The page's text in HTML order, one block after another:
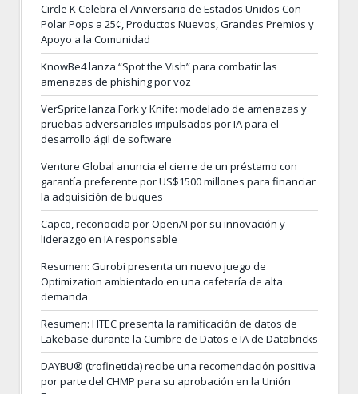
Circle K Celebra el Aniversario de Estados Unidos Con
Polar Pops a 25¢, Productos Nuevos, Grandes Premios y
Apoyo a la Comunidad
KnowBe4 lanza “Spot the Vish” para combatir las
amenazas de phishing por voz
VerSprite lanza Fork y Knife: modelado de amenazas y
pruebas adversariales impulsados por IA para el
desarrollo ágil de software
Venture Global anuncia el cierre de un préstamo con
garantía preferente por US$1500 millones para financiar
la adquisición de buques
Capco, reconocida por OpenAI por su innovación y
liderazgo en IA responsable
Resumen: Gurobi presenta un nuevo juego de
Optimization ambientado en una cafetería de alta
demanda
Resumen: HTEC presenta la ramificación de datos de
Lakebase durante la Cumbre de Datos e IA de Databricks
DAYBU® (trofinetida) recibe una recomendación positiva
por parte del CHMP para su aprobación en la Unión